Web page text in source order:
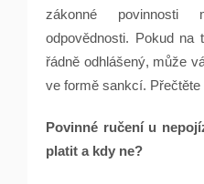
zákonné povinnosti
odpovědnosti. Pokud na
řádně odhlášený, může
ve formě sankcí.
Povinné ručení u
platit a kdy ne?